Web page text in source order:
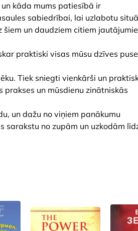
kāda mums patiesībā ir
sabiedrībai, lai uzlabotu
un daudziem citiem
praktiski visas mūsu dzīves
Tiek sniegti vienkārši un
un mūsdienu zinātniskās
un dažu no viņiem panākumu
sarakstu no zupām un uzkodām